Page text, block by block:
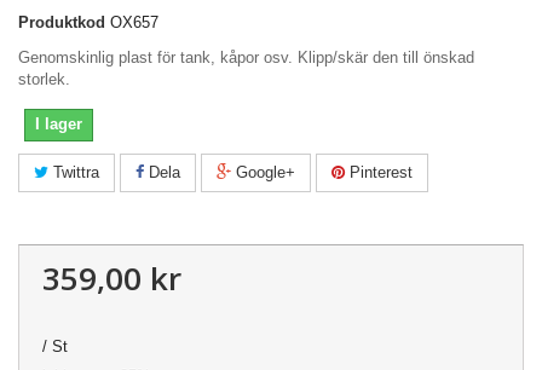
Produktkod OX657
Genomskinlig plast för tank, kåpor osv. Klipp/skär den till önskad
storlek.
I lager
Twittra Dela Google+ Pinterest
359,00 kr
/ St